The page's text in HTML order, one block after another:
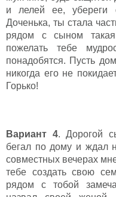
и лелей ее, убереги
Доченька, ты стала
рядом с сыном
пожелать тебе
понадобятся. Пусть
никогда его не
Горько!
Вариант 4. Дорогой
бегал по дому и ждал
совместных вечерах
тебе создать свою
рядом с тобой